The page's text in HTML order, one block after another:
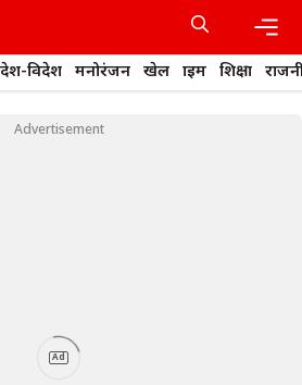
देश-विदेश मनोरंजन खेल क्राइम शिक्षा
Advertisement
Ad